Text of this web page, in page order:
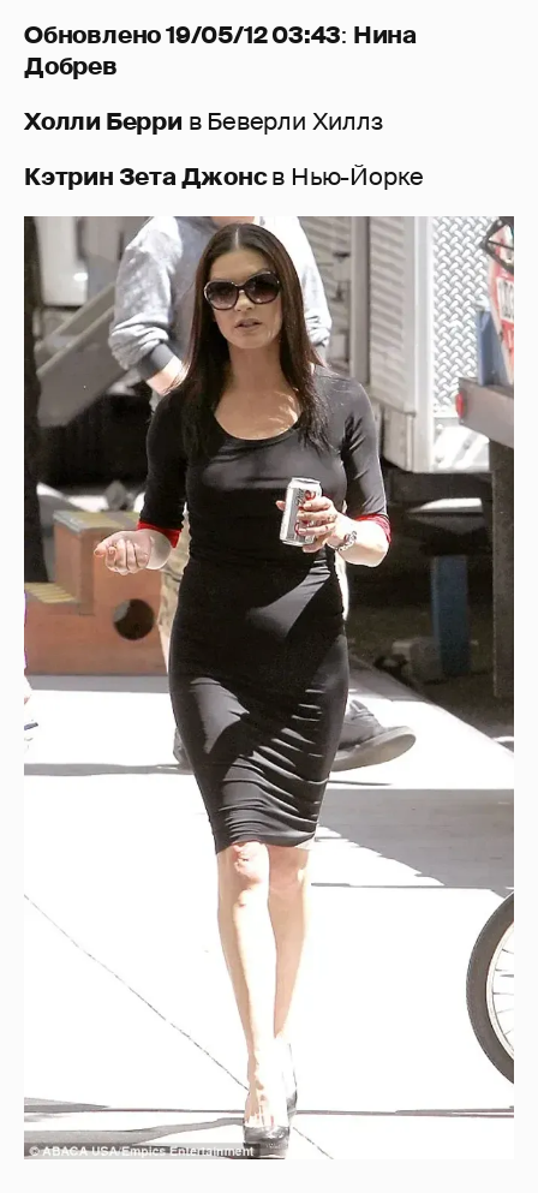
Обновлено 19/05/12 03:43: Нина
Добрев
Холли Берри в Беверли Хиллз
Кэтрин Зета Джонсв Нью-Йорке